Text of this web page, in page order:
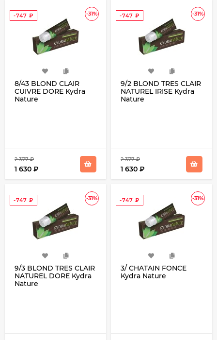
-31%
-747 ₽
8/43 BLOND CLAIR
CUIVRE DORE Kydra
Nature
2 377₽
1 630 ₽
-31%
-747 ₽
9/2 BLOND TRES CLAIR
NATUREL IRISE Kydra
Nature
2 377₽
1 630 ₽
-31%
-747 ₽
9/3 BLOND TRES CLAIR
NATUREL DORE Kydra
Nature
-31%
-747 ₽
3/ CHATAIN FONCE
Kydra Nature